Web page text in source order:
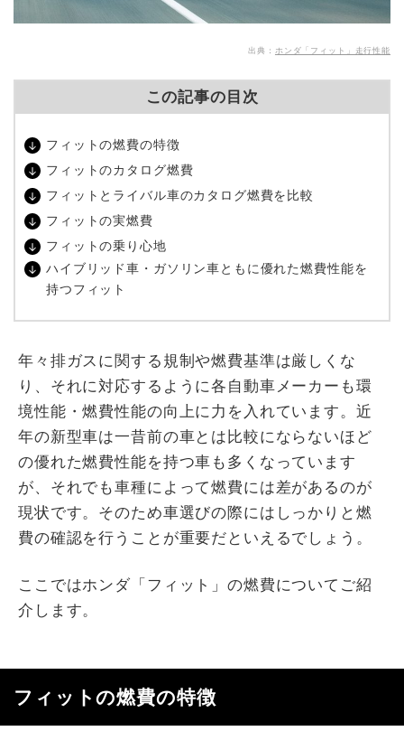
出典： ホンダ「フィット」走行性能
この記事の目次
フィットの燃費の特徴
フィットのカタログ燃費
フィットとライバル車のカタログ燃費を比較
フィットの実燃費
フィットの乗り心地
ハイブリッド車・ガソリン車ともに優れた燃費性能を
持つフィット
年々排ガスに関する規制や燃費基準は厳しくな
り、それに対応するように各自動車メーカーも環
境性能・燃費性能の向上に力を入れています。近
年の新型車は一昔前の車とは比較にならないほど
の優れた燃費性能を持つ車も多くなっています
が、それでも車種によって燃費には差があるのが
現状です。そのため車選びの際にはしっかりと燃
費の確認を行うことが重要だといえるでしょう。
ここではホンダ「フィット」の燃費についてご紹
介します。
フィットの燃費の特徴